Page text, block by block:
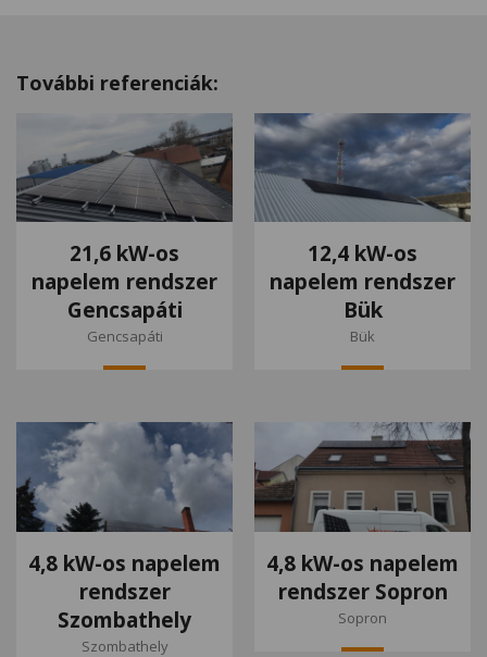
További referenciák:
21,6 kW-os
napelem rendszer
Gencsapáti
Gencsapáti
12,4 kW-os
napelem rendszer
Bük
Bük
4,8 kW-os napelem
rendszer
Szombathely
Szombathely
4,8 kW-os napelem
rendszer Sopron
Sopron